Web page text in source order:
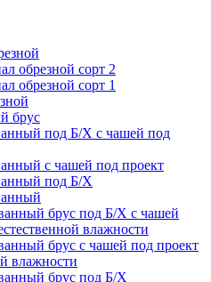
обрезной сорт 2
обрезной сорт 1
брус
под Б/Х с чашей под
с чашей под проект
под Б/Х
брус под Б/Х с чашей
влажности
брус с чашей под проект
влажности
брус под Б/Х